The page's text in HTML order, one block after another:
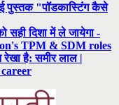
पुस्तक "पॉडकास्टिंग कैसे
दिशा में ले जायेगा -
TPM & SDM roles
है: समीर लाल |